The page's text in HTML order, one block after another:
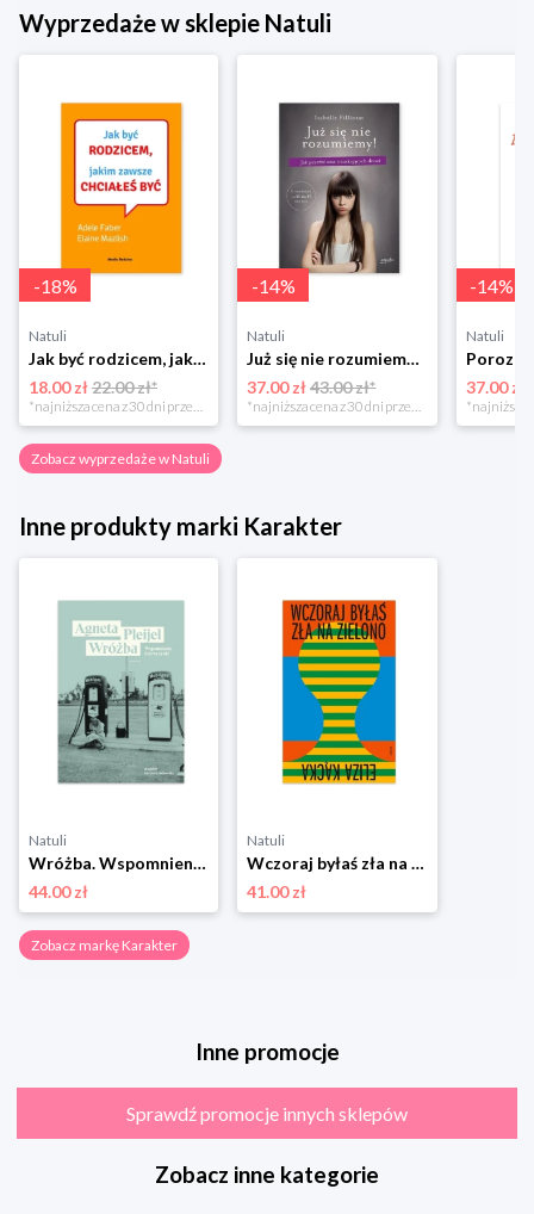
Wyprzedaże w sklepie Natuli
-18%
Natuli
Jak być rodzicem, jakim zawsze chciałeś być Media rodzina
18.00 zł22.00 zł*
*najniższa cena z 30 dni przed obniżką
-14%
Natuli
Już się nie rozumiemy! Jak przeżyć czas trzaskających drzwi Esprit
37.00 zł 43.00 zł*
*najniższa cena z 30 dni przed obniżką
-14%
Natuli
37.00 zł
Zobacz wyprzedaże w Natuli
Inne produkty marki Karakter
Natuli
Wróżba. Wspomnienia dziewczynki Karakter
44.00 zł
Natuli
Wczoraj byłaś zła na zielono Karakter
41.00 zł
Zobacz markę Karakter
Inne promocje
Sprawdź promocje innych sklepów
Zobacz inne kategorie